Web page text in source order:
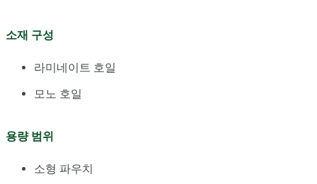
소재 구성
라미네이트 호일
모노 호일
용량 범위
소형 파우치